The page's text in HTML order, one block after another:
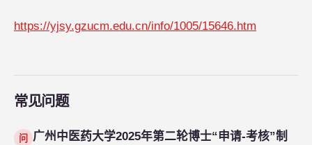
https://yjsy.gzucm.edu.cn/info/1005/15646.htm
常见问题
问
广州中医药大学2025年第二轮博士“申请-考核”制